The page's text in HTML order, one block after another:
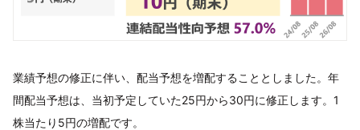
業績予想の修正に伴い、配当予想を増配することとしました。年
間配当予想は、当初予定していた25円から30円に修正します。1
株当たり5円の増配です。